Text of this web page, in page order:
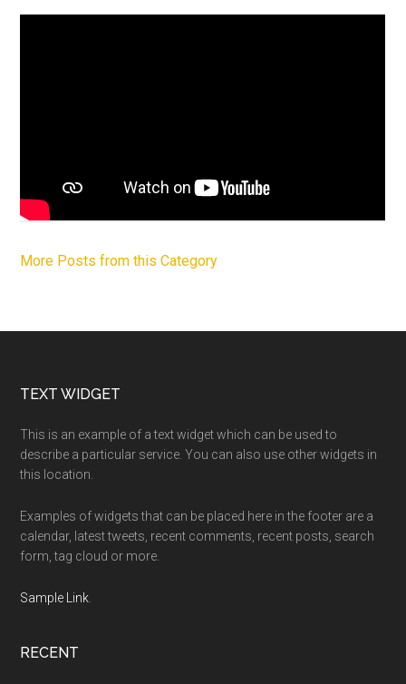
More Posts from this Category
Footer
TEXT WIDGET
This is an example of a text widget which can be used to
describe a particular service. You can also use other widgets in
this location.
Examples of widgets that can be placed here in the footer are a
calendar, latest tweets, recent comments, recent posts, search
form, tag cloud or more.
Sample Link
RECENT